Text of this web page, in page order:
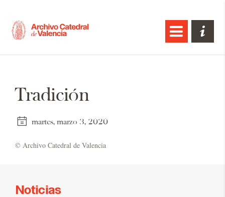
Tradición
martes, marzo 3, 2020
© Ar­chi­vo Ca­te­dral de Va­len­cia
Noticias